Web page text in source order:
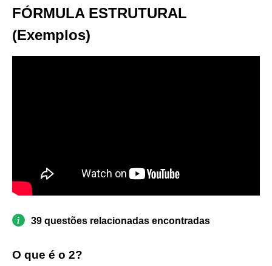
FÓRMULA ESTRUTURAL
(Exemplos)
39 questões relacionadas encontradas
O que é o 2?